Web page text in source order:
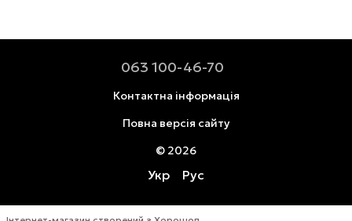
063 100-46-70
Контактна інформація
Повна версія сайту
© 2026
Укр Рус